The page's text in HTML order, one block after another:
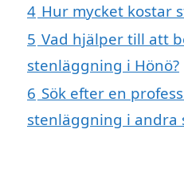
4 Hur mycket kostar
5 Vad hjälper till att
stenläggning i Hönö?
6 Sök efter en
stenläggning i andra